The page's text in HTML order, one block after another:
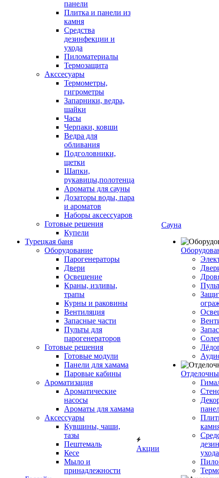
панели
Плитка и панели из
камня
Средства
дезинфекции и
ухода
Пиломатериалы
Термозащита
Аксcесуары
Термометры,
гигрометры
Запарники, ведра,
шайки
Часы
Черпаки, ковши
Ведра для
обливания
Подголовники,
щетки
Шапки,
рукавицы,полотенца
Ароматы для сауны
Дозаторы воды, пара
и ароматов
Наборы аксессуаров
Готовые решения
Купели
Турецкая баня
Оборудование
Парогенераторы
Двери
Освещение
Краны, изливы,
трапы
Курны и раковины
Вентиляция
Запасные части
Пульты для
парогенераторов
Готовые решения
Готовые модули
Панели для хамама
Паровые кабины
Ароматизация
Ароматические
насосы
Ароматы для хамама
Аксессуары
Кувшины, чаши,
тазы
Пештемаль
Кесе
Мыло и
принадлежности
Акции
Сауна
ухода